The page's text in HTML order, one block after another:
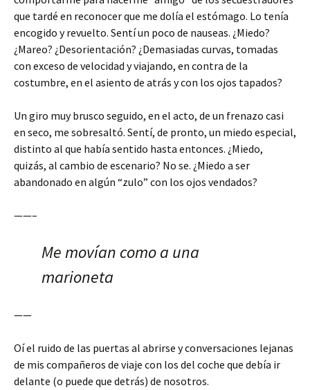
que tardé en reconocer que me dolía el estómago. Lo tenía
encogido y revuelto. Sentí un poco de nauseas. ¿Miedo?
¿Mareo? ¿Desorientación? ¿Demasiadas curvas, tomadas
con exceso de velocidad y viajando, en contra de la
costumbre, en el asiento de atrás y con los ojos tapados?
Un giro muy brusco seguido, en el acto, de un frenazo casi
en seco, me sobresaltó. Sentí, de pronto, un miedo especial,
distinto al que había sentido hasta entonces. ¿Miedo,
quizás, al cambio de escenario? No se. ¿Miedo a ser
abandonado en algún “zulo” con los ojos vendados?
——–
Me movían como a una
marioneta
——
Oí el ruido de las puertas al abrirse y conversaciones lejanas
de mis compañeros de viaje con los del coche que debía ir
delante (o puede que detrás) de nosotros.